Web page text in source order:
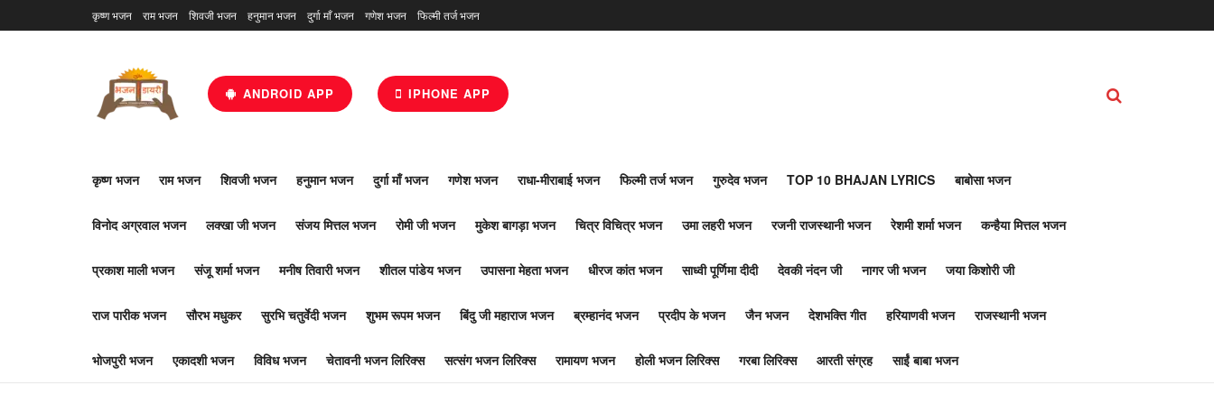
कृष्ण भजन राम भजन शिवजी भजन हनुमान भजन दुर्गा माँ भजन गणेश भजन फिल्मी तर्ज भजन
ANDROID APP IPHONE APP
कृष्ण भजन राम भजन शिवजी भजन हनुमान भजन दुर्गा माँ भजन गणेश भजन राधा-मीराबाई भजन फिल्मी तर्ज भजन गुरुदेव भजन TOP 10 BHAJAN LYRICS बाबोसा भजन
विनोद अग्रवाल भजन लक्खा जी भजन संजय मित्तल भजन रोमी जी भजन मुकेश बागड़ा भजन चित्र विचित्र भजन उमा लहरी भजन रजनी राजस्थानी भजन रेशमी शर्मा भजन कन्हैया मित्तल भजन
प्रकाश माली भजन संजू शर्मा भजन मनीष तिवारी भजन शीतल पांडेय भजन उपासना मेहता भजन धीरज कांत भजन साध्वी पूर्णिमा दीदी देवकी नंदन जी नागर जी भजन जया किशोरी जी
राज पारीक भजन सौरभ मधुकर सुरभि चतुर्वेदी भजन शुभम रूपम भजन बिंदु जी महाराज भजन ब्रम्हानंद भजन प्रदीप के भजन जैन भजन देशभक्ति गीत हरियाणवी भजन राजस्थानी भजन
भोजपुरी भजन एकादशी भजन विविध भजन चेतावनी भजन लिरिक्स सत्संग भजन लिरिक्स रामायण भजन होली भजन लिरिक्स गरबा लिरिक्स आरती संग्रह साईं बाबा भजन